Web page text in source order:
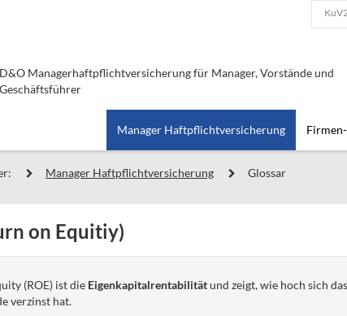
D&O Managerhaftpflichtversicherung für Manager, Vorstände und
Geschäftsführer
Manager Haftpflichtversicherung
Manager Haftpflichtversicherung Glossar
on Equitiy)
(ROE) ist die Eigenkapitalrentabilitätund zeigt, wie hoch sich
verzinst hat.